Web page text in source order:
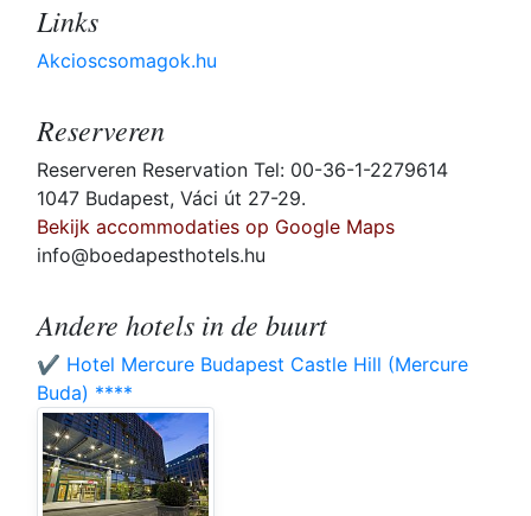
Links
Akcioscsomagok.hu
Reserveren
Reserveren Reservation Tel: 00-36-1-2279614
1047 Budapest, Váci út 27-29.
Bekijk accommodaties op Google Maps
info@boedapesthotels.hu
Andere hotels in de buurt
✔️ Hotel Mercure Budapest Castle Hill (Mercure
Buda) ****